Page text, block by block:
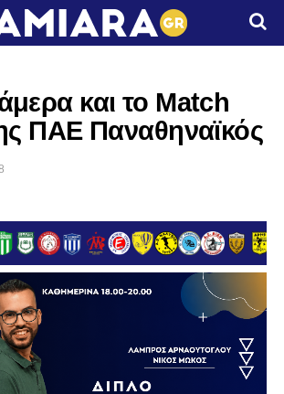
και το Match
ΠΑΕ Παναθηναϊκός